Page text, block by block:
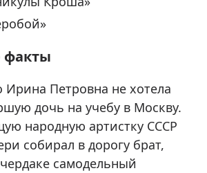
факты
Ирина Петровна не хотела
дочь на учебу в Москву.
народную артистку СССР
собирал в дорогу брат,
самодельный